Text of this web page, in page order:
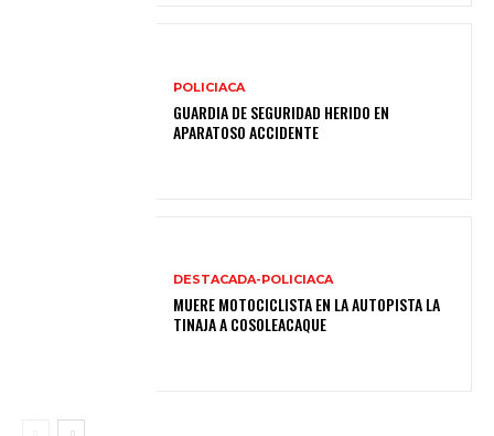
POLICIACA
GUARDIA DE SEGURIDAD HERIDO EN
APARATOSO ACCIDENTE
DESTACADA-POLICIACA
MUERE MOTOCICLISTA EN LA AUTOPISTA LA
TINAJA A COSOLEACAQUE